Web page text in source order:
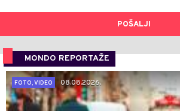
POŠALJI
MONDO REPORTAŽE
FOTO, VIDEO
08.08.2026.